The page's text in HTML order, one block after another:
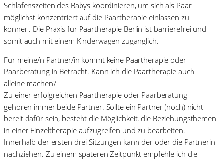
Schlafenszeiten des Babys koordinieren, um sich als Paar
möglichst konzentriert auf die Paartherapie einlassen zu
können. Die Praxis für Paartherapie Berlin ist barrierefrei und
somit auch mit einem Kinderwagen zugänglich.
Für meine/n Partner/in kommt keine Paartherapie oder
Paarberatung in Betracht. Kann ich die Paartherapie auch
alleine machen?
Zu einer erfolgreichen Paartherapie oder Paarberatung
gehören immer beide Partner. Sollte ein Partner (noch) nicht
bereit dafür sein, besteht die Möglichkeit, die Beziehungsthemen
in einer Einzeltherapie aufzugreifen und zu bearbeiten.
Innerhalb der ersten drei Sitzungen kann der oder die Partnerin
nachziehen. Zu einem späteren Zeitpunkt empfehle ich die